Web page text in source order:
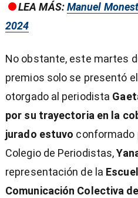
LEA MÁS:Manuel
2024
No obstante, este martes
premios solo se presentó
otorgado al periodista
por su trayectoria en la
jurado estuvo conformado
Colegio de Periodistas,
representación de la
Comunicación Colectiva